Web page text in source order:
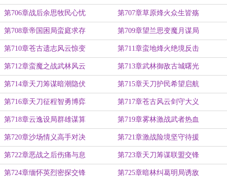
第706章战后余思牧民心忧 第707章草原烽火众生皆殇
第708章帝国困局蛮庭求存 第709章望兰思变魔月谋局
第710章苍古遗志风云惊变 第711章蛮地烽火绝境反击
第712章蛮魔之战武林风云 第713章武林御敌古城曙光
第714章天刀筹谋暗潮隐伏 第715章天刀护民希望启航
第716章天刀征程智勇博弈 第717章苍古风云剑守大义
第718章云逸设局群雄谋算 第719章雾林激战武者热血
第720章沙场情义高手对决 第721章激战险境坚守待援
第722章恶战之后伤痛与息 第723章天刀筹谋联盟交锋
第724章缅怀英烈密探交锋 第725章暗林纠葛明局诱敌